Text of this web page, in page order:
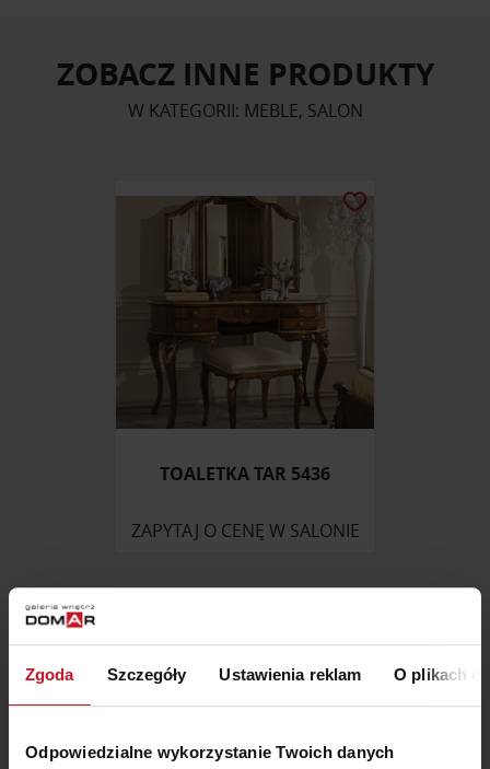
Zgoda Szczegóły Ustawienia reklam O plikach
Odpowiedzialne wykorzystanie Twoich danych
ZOBACZ INNE PRODUKTY
W KATEGORII: MEBLE, SALON
TOALETKA TAR 5436
ZAPYTAJ O CENĘ W SALONIE